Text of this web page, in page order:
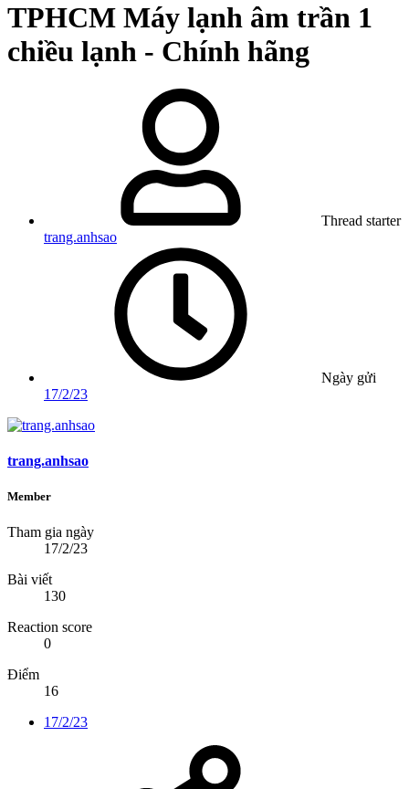
TPHCM Máy lạnh âm trần 1
chiều lạnh - Chính hãng
Thread starter
trang.anhsao
Ngày gửi
17/2/23
trang.anhsao
Member
Tham gia ngày
17/2/23
Bài viết
130
Reaction score
0
Điểm
16
17/2/23